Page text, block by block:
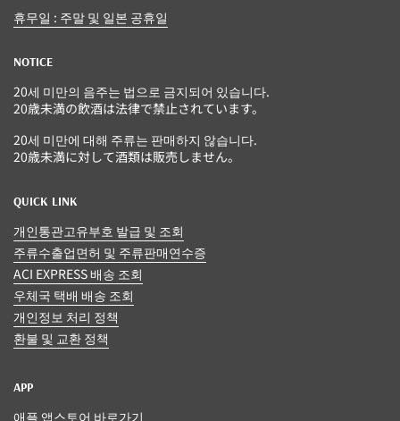
휴무일 : 주말 및 일본 공휴일
NOTICE
20세 미만의 음주는 법으로 금지되어 있습니다.
20歳未満の飲酒は法律で禁止されています。
20세 미만에 대해 주류는 판매하지 않습니다.
20歳未満に対して酒類は販売しません。
QUICK LINK
개인통관고유부호 발급 및 조회
주류수출업면허 및 주류판매연수증
ACI EXPRESS 배송 조회
우체국 택배 배송 조회
개인정보 처리 정책
환불 및 교환 정책
APP
애플 앱스토어 바로가기